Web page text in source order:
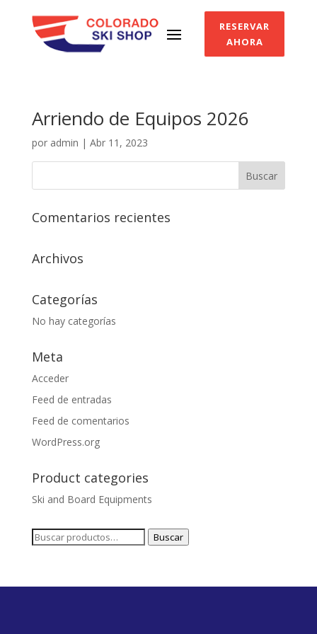
RESERVAR
AHORA
Arriendo de Equipos 2026
por admin | Abr 11, 2023
Comentarios recientes
Archivos
Categorías
No hay categorías
Meta
Acceder
Feed de entradas
Feed de comentarios
WordPress.org
Product categories
Ski and Board Equipments
Buscar
Buscar